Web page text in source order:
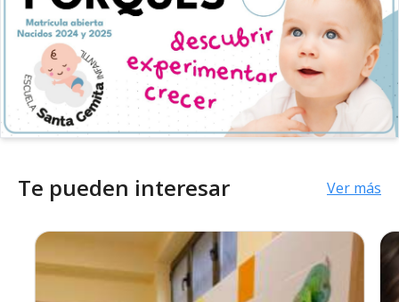
Te pueden interesar Ver más